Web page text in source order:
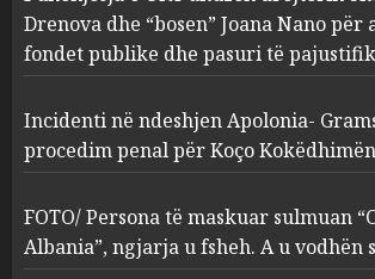
2
procedim penal
Kokëdhimën
MARCH 27, 2025
3
FOTO/ Persona
sulmuan “One
ngjarja u fsheh.
serverat?
MARCH 25, 2025
Drenova dhe “bosen” Joana Nano për
fondet publike dhe pasuri të
Incidenti në ndeshjen Apolonia-
procedim penal për Koço
FOTO/ Persona të maskuar sulmuan
Albania”, ngjarja u fsheh. A u vodhën